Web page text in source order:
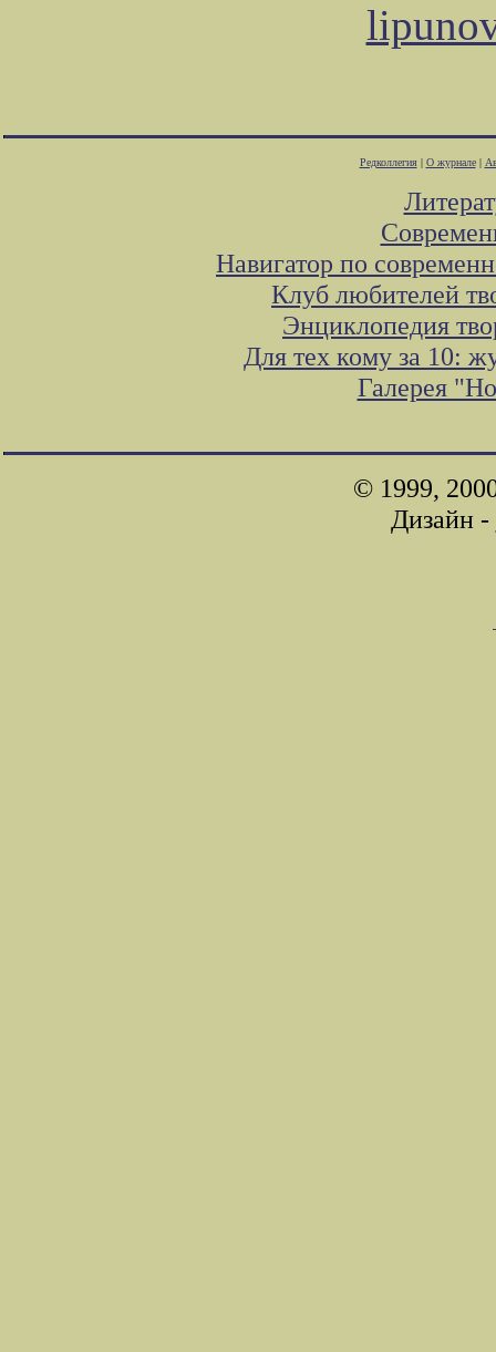
Редколлегия| О журнале|
Навигатор по
Клуб любителей
Энциклопедия
Для тех кому за 10:
Галерея
© 1999,
Дизайн -